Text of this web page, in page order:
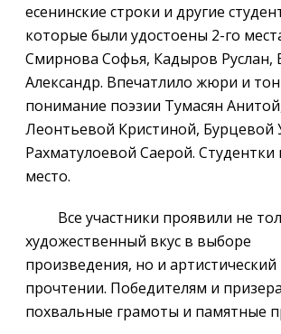
есенинские строки и другие
которые были удостоены 2-го
Смирнова Софья, Кадыров Руслан,
Александр. Впечатлило жюри и
понимание поэзии Тумасян
Леонтьевой Кристиной, Бурцевой
Рахматулоевой Саерой. Студентки
место.
Все участники проявили не
художественный вкус в выборе
произведения, но и артистический
прочтении. Победителям и
похвальные грамоты и памятные